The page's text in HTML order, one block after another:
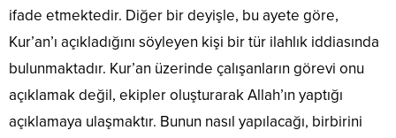
ifade etmektedir. Diğer bir deyişle, bu ayete göre,
Kur’an’ı açıkladığını söyleyen kişi bir tür ilahlık iddiasında
bulunmaktadır. Kur’an üzerinde çalışanların görevi onu
açıklamak değil, ekipler oluşturarak Allah’ın yaptığı
açıklamaya ulaşmaktır. Bunun nasıl yapılacağı, birbirini